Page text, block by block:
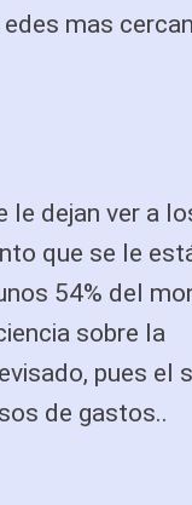
mas
le dejan ver a
que se le
54% del
sobre la
pues el
de gastos..